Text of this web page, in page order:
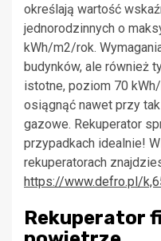
określają wartość
jednorodzinnych o
kWh/m2/rok.
budynków, ale również
istotne, poziom 70
osiągnąć nawet przy
gazowe. Rekuperator
przypadkach idealnie!
rekuperatorach
https://www.defro.pl/
Rekuperator